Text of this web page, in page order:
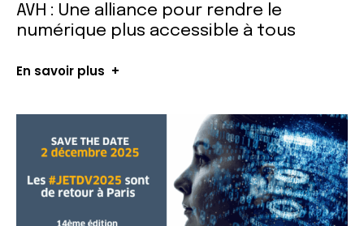
AVH : Une alliance pour rendre le
numérique plus accessible à tous
En savoir plus